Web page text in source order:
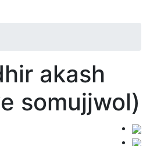
akash
somujjwol)